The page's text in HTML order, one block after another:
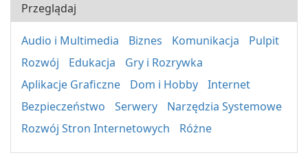
Przeglądaj
Audio i Multimedia Biznes Komunikacja
Pulpit
Rozwój
Edukacja
Gry i Rozrywka
Aplikacje Graficzne
Dom i Hobby
Internet
Bezpieczeństwo
Serwery
Narzędzia Systemowe
Rozwój Stron Internetowych
Różne